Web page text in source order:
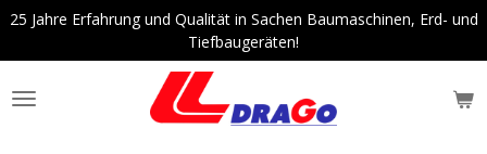
Zum
springen
25 Jahre Erfahrung und Qualität in Sachen Baumaschinen, Erd- und
Tiefbaugeräten!